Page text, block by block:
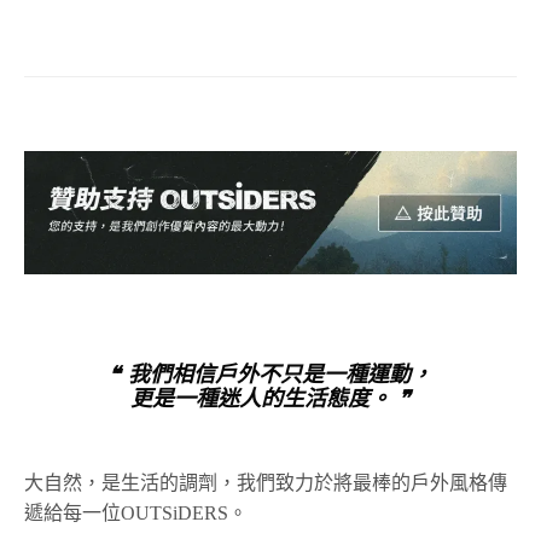
❝ 我們相信戶外不只是一種運動，
更是一種迷人的生活態度。 ❞
大自然，是生活的調劑，我們致力於將最棒的戶外風格傳
遞給每一位OUTSiDERS。